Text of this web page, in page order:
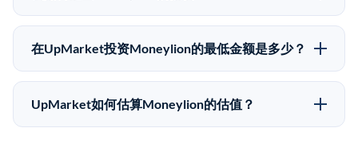
为FINRA注册的经纪交易商促成这些交易，代表双方处
理合规、文件和结算事宜。
Pre-IPO持股主要有两种退出途径：在二级市场将股份出
售给其他买家，或持有直到公司完成IPO或被收购。两
市场条件。任何退出的时间都是不可预测的，投资者应
做好多年持有的准备。
在UpMarket投资Moneylion的最低金额是多少？
UpMarket上大多数Pre-IPO产品的最低投资金额为
50,000美元。具体金额可能因产品和股份供应情况而有
UpMarket如何估算Moneylion的估值？